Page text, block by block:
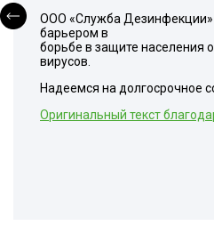
ООО «Служба
барьером в
борьбе в защите населения
вирусов.
Надеемся на долгосрочное
Оригинальный текст